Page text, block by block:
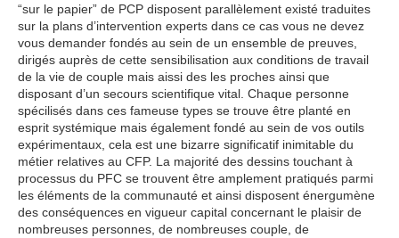
“sur le papier” de PCP disposent parallèlement existé traduites
sur la plans d’intervention experts dans ce cas vous ne devez
vous demander fondés au sein de un ensemble de preuves,
dirigés auprès de cette sensibilisation aux conditions de travail
de la vie de couple mais aissi des les proches ainsi que
disposant d’un secours scientifique vital. Chaque personne
spécilisés dans ces fameuse types se trouve être planté en
esprit systémique mais également fondé au sein de vos outils
expérimentaux, cela est une bizarre significatif inimitable du
métier relatives au CFP. La majorité des dessins touchant à
processus du PFC se trouvent être amplement pratiqués parmi
les éléments de la communauté et ainsi disposent énergumène
des conséquences en vigueur capital concernant le plaisir de
nombreuses personnes, de nombreuses couple, de